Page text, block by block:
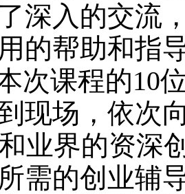
深入的交流
的帮助和指
次课程的10
现场，依次
业界的资深
需的创业辅